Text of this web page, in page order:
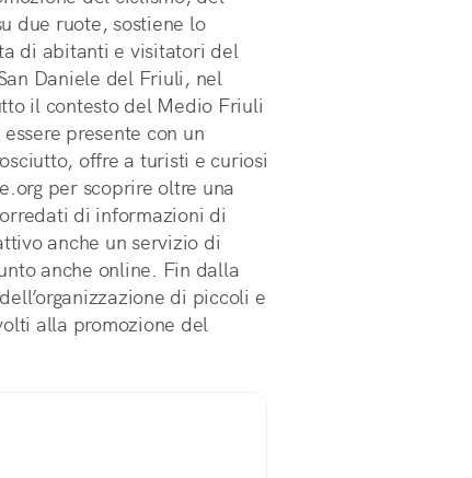
due ruote, sostiene lo
di abitanti e visitatori del
Daniele del Friuli, nel
il contesto del Medio Friuli
presente con un
offre a turisti e curiosi
per scoprire oltre una
di informazioni di
anche un servizio di
anche online. Fin dalla
di piccoli e
alla promozione del